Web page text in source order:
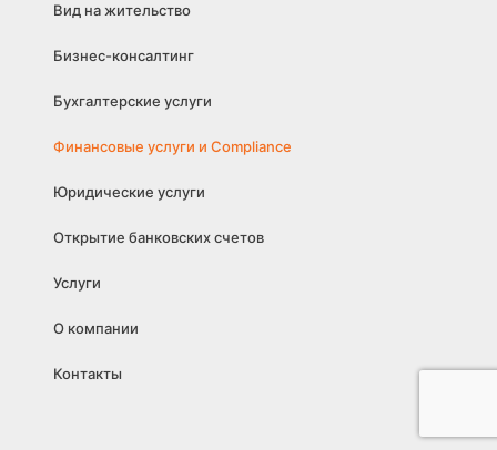
Вид на жительство
Бизнес-консалтинг
Бухгалтерские услуги
Финансовые услуги и Compliance
Юридические услуги
Открытие банковских счетов
Услуги
О компании
Контакты